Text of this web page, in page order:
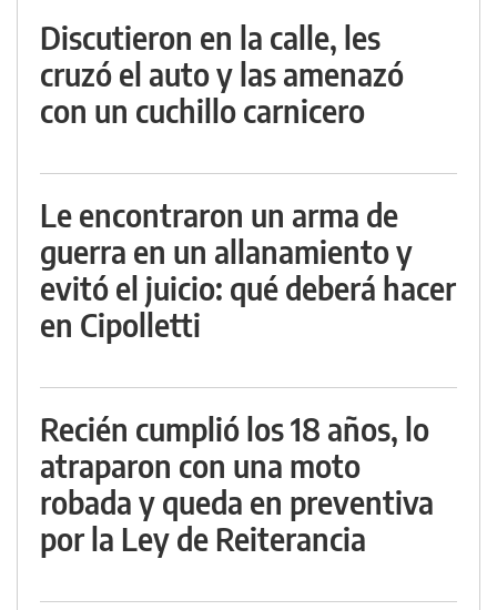
Discutieron en la calle, les
cruzó el auto y las amenazó
con un cuchillo carnicero
Le encontraron un arma de
guerra en un allanamiento y
evitó el juicio: qué deberá hacer
en Cipolletti
Recién cumplió los 18 años, lo
atraparon con una moto
robada y queda en preventiva
por la Ley de Reiterancia